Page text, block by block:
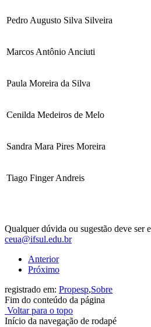
Pedro Augusto Silva Silveira
Marcos Antônio Anciuti
Paula Moreira da Silva
Cenilda Medeiros de Melo
Sandra Mara Pires Moreira
Tiago Finger Andreis
Qualquer dúvida ou sugestão deve ser
ceua@ifsul.edu.br
Anterior
Próximo
registrado em: Propesp,Sobre
Fim do conteúdo da página
Voltar para o topo
Início da navegação de rodapé